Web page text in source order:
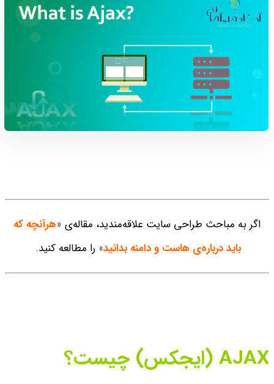
اگر به مباحث طراحی سایت علاقه‌مندید، مقاله‌ی «هرآنچه که
باید درباره‌ی هاست و دامنه بدانید» را مطالعه کنید.
AJAX (ایجکس) چیست؟